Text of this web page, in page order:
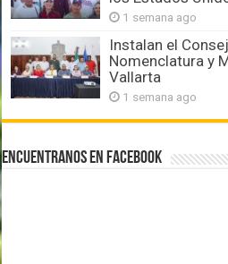
1 semana ago
Instalan el
Nomenclatura y
Vallarta
1 semana ago
Encuentranos en Facebook